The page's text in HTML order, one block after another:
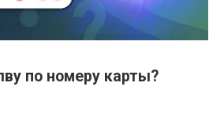
по номеру карты?